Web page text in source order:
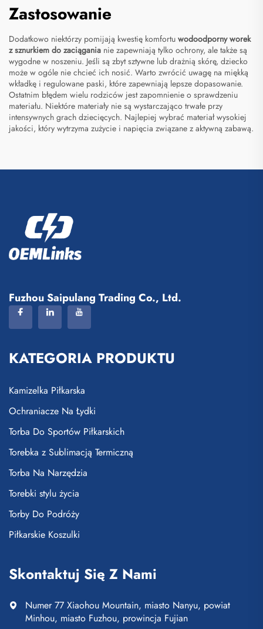
Zastosowanie
Dodatkowo niektórzy pomijają kwestię komfortu wodoodporny worek
z sznurkiem do zaciągania nie zapewniają tylko ochrony, ale także są
wygodne w noszeniu. Jeśli są zbyt sztywne lub drażnią skórę, dziecko
może w ogóle nie chcieć ich nosić. Warto zwrócić uwagę na miękką
wkładkę i regulowane paski, które zapewniają lepsze dopasowanie.
Ostatnim błędem wielu rodziców jest zapomnienie o sprawdzeniu
materiału. Niektóre materiały nie są wystarczająco trwałe przy
intensywnych grach dziecięcych. Najlepiej wybrać materiał wysokiej
jakości, który wytrzyma zużycie i napięcia związane z aktywną zabawą.
Fuzhou Saipulang Trading Co., Ltd.
KATEGORIA PRODUKTU
Kamizelka Piłkarska
Ochraniacze Na Łydki
Torba Do Sportów Piłkarskich
Torebka z Sublimacją Termiczną
Torba Na Narzędzia
Torebki stylu życia
Torby Do Podróży
Piłkarskie Koszulki
Skontaktuj Się Z Nami
Numer 77 Xiaohou Mountain, miasto Nanyu, powiat
Minhou, miasto Fuzhou, prowincja Fujian